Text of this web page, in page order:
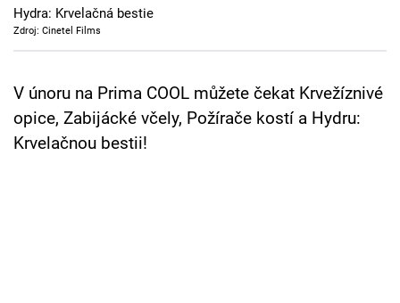
TV Program
Přihlášení
Hydra: Krvelačná bestie
Zdroj: Cinetel Films
V únoru na Prima COOL můžete čekat Krvežíznivé
opice, Zabijácké včely, Požírače kostí a Hydru:
Krvelačnou bestii!